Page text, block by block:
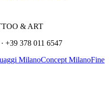
& ART
· +39 378 011 6547
MilanoConcept MilanoFine